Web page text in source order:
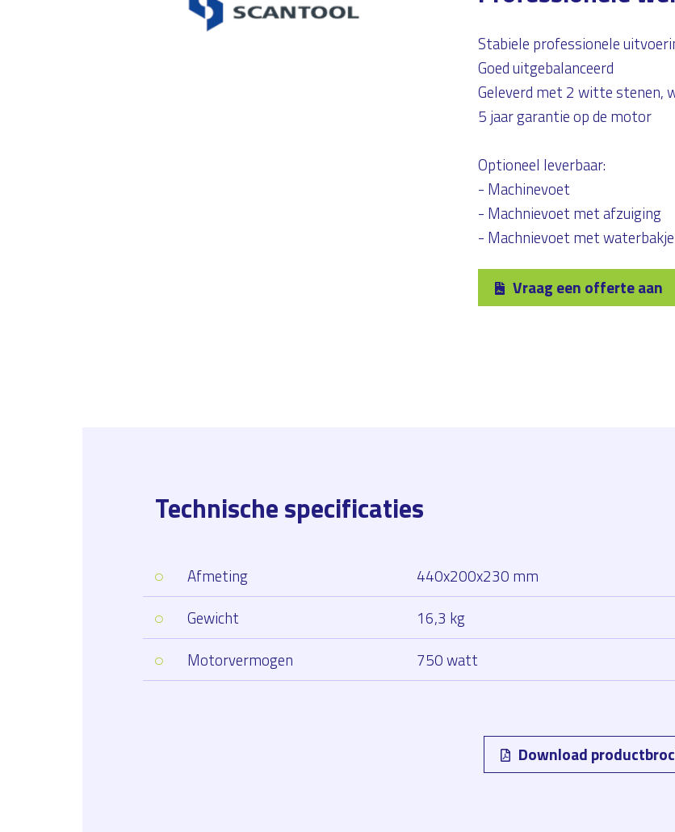
Stabiele professionele
Goed uitgebalanceerd
Geleverd met 2 witte stenen,
5 jaar garantie op de motor
Optioneel leverbaar:
- Machinevoet
- Machnievoet met afzuiging
- Machnievoet met waterbakje
Vraag een offerte aan
Technische specificaties
Afmeting
440x200x230 mm
Gewicht
16,3 kg
Motorvermogen
750 watt
Download